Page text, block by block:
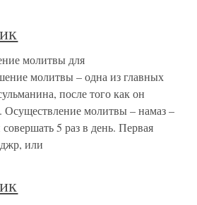
молитвы для
молитвы – одна из главных
после того как он
Осуществление молитвы – намаз –
5 раз в день. Первая
или